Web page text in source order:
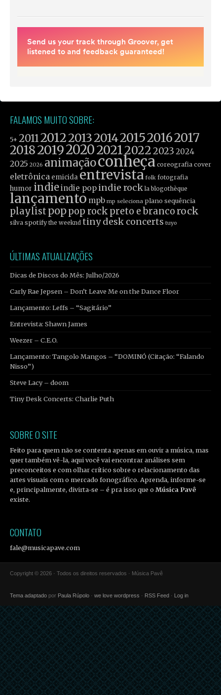
FALAMOS MUITO SOBRE:
5+ 2011201220132014201520162017
201820192020202120222023 2024
2025 2026 animaçãoconheça coreografia cover
eletrônica emicida entrevista folk fotografia
humor indieindie pop indie rock la blogothèque
lançamento mpb mp seleciona plano sequência
playlist poppop rock preto e branco rock
silva spotify the weeknd tiny desk concerts tuyo
ÚLTIMAS ATUALIZAÇÕES
Dicas de Discos do Mês: Julho/2026
Carly Rae Jepsen – Don’t Leave Me on the Dance Floor
Lançamento: Leffs – “Sagitário”
Entrevista: Shawn James
Weezer – C.E.O.
Lançamento: Tangolo Mangos – “DOMINÓ (Citação: “Falando
Nisso”)
Steve Lacy – doom
Tiny Desk Concerts: Charlie Puth
SOBRE O SITE
Feito para quem não se contenta apenas em ouvir a música, mas
quer também vê-la, aqui você vai encontrar análises sem
preconceitos e com olhar crítico sobre o relacionamento das
artes visuais com o mercado fonográfico. Aprenda, informe-se
e, principalmente, divirta-se – é pra isso que oMúsica Pavê
existe.
CONTATO
fale@musicapave.com
Copyright © 2026 · Todos os direitos reservados · Música Pavê
Tema adaptado por Paula Rúpolo · we love wordpress · RSS Feed · Log in